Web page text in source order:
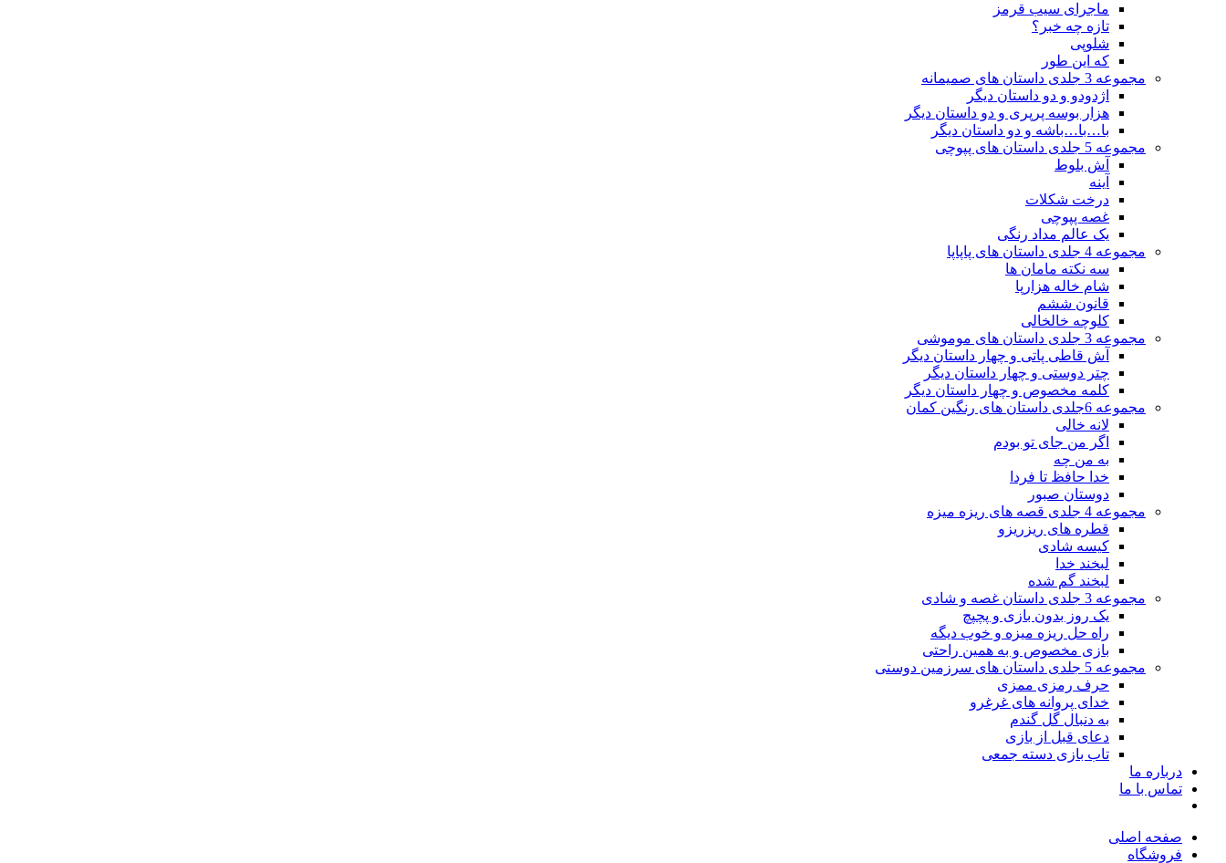
ماجرای سیب قرمز
تازه چه خبر؟
شلوپی
که این طور
مجموعه 3 جلدی داستان های صمیمانه
اژدودو و دو داستان دیگر
هزار بوسه پرپری و دو داستان دیگر
با…با…باشه و دو داستان دیگر
مجموعه 5 جلدی داستان های پپوچی
آش بلوط
آینه
درخت شکلات
غصه پپوچی
یک عالم مداد رنگی
مجموعه 4 جلدی داستان های پاپاپا
سه نکته مامان ها
شام خاله هزارپا
قانون ششم
کلوچه خالخالی
مجموعه 3 جلدی داستان های موموشی
آش قاطی پاتی و چهار داستان دیگر
چتر دوستی و چهار داستان دیگر
کلمه مخصوص و چهار داستان دیگر
مجموعه 6جلدی داستان های رنگین کمان
لانه خالی
اگر من جای تو بودم
به من چه
خدا حافظ تا فردا
دوستان صبور
مجموعه 4 جلدی قصه های ریزه میزه
قطره های ریزریزو
کیسه شادی
لبخند خدا
لبخند گم شده
مجموعه 3 جلدی داستان غصه و شادی
یک روز بدون بازی و پچپچ
راه حل ریزه میزه و خوب دیگه
بازی مخصوص و به همین راحتی
مجموعه 5 جلدی داستان های سرزمین دوستی
حرف رمزی ممزی
خدای پروانه های غرغرو
به دنبال گل گندم
دعای قبل از بازی
تاب بازی دسته جمعی
درباره ما
تماس با ما
صفحه اصلی
فروشگاه